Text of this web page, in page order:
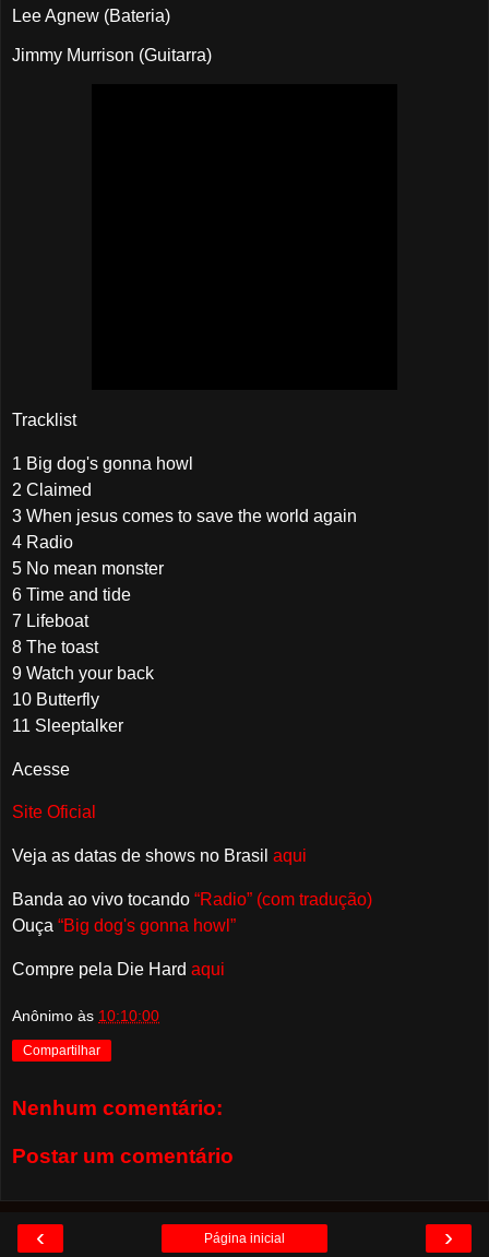
Lee Agnew (Bateria)
Jimmy Murrison (Guitarra)
Tracklist
1 Big dog's gonna howl
2 Claimed
3 When jesus comes to save the world again
4 Radio
5 No mean monster
6 Time and tide
7 Lifeboat
8 The toast
9 Watch your back
10 Butterfly
11 Sleeptalker
Acesse
Site Oficial
Veja as datas de shows no Brasil aqui
Banda ao vivo tocando “Radio” (com tradução)
Ouça “Big dog's gonna howl”
Compre pela Die Hard aqui
Anônimo às 10:10:00
Compartilhar
Nenhum comentário:
Postar um comentário
‹ ›
Página inicial